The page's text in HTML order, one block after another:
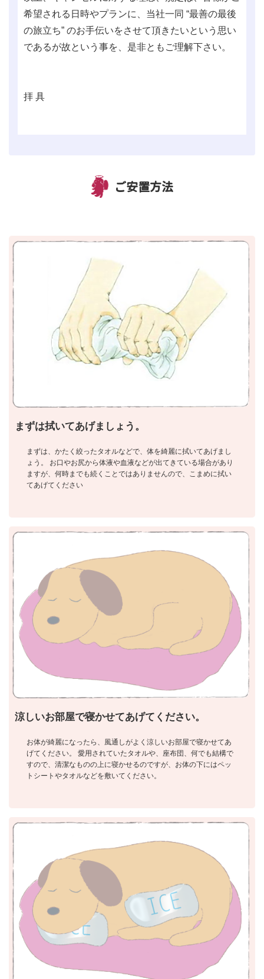
希望される日時やプランに、当社一同 “最善の最後
の旅立ち” のお手伝いをさせて頂きたいという思い
であるが故という事を、是非ともご理解下さい。
拝 具
ご安置方法
まずは拭いてあげましょう。
まずは、かたく絞ったタオルなどで、体を綺麗に拭いてあげまし
ょう。 お口やお尻から体液や血液などが出てきている場合があり
ますが、何時までも続くことではありませんので、こまめに拭い
てあげてください
涼しいお部屋で寝かせてあげてください。
お体が綺麗になったら、風通しがよく涼しいお部屋で寝かせてあ
げてください。 愛用されていたタオルや、座布団、何でも結構で
すので、清潔なものの上に寝かせるのですが、お体の下にはペッ
トシートやタオルなどを敷いてください。